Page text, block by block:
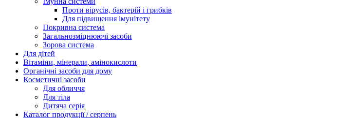
Проти вірусів, бактерій і грибків
Для підвищення імунітету
Покривна система
Загальнозміцнюючі засоби
Зорова система
Для дітей
Вітаміни, мінерали, амінокислоти
Органічні засоби для дому
Косметичні засоби
Для обличчя
Для тіла
Дитяча серія
Каталог продукції / серпень